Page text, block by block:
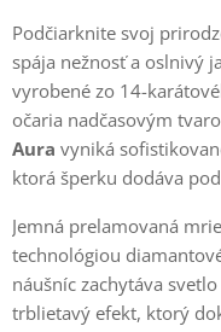
Podčiarknite svoj
spája nežnosť a oslnivý
vyrobené zo 14-
očaria nadčasovým
Aura vyniká
ktorá šperku dodáva
Jemná prelamovaná
technológiou
náušníc zachytáva
trblietavý efekt, ktorý